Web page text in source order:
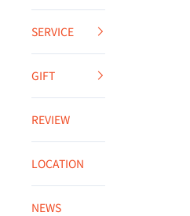
SERVICE
GIFT
REVIEW
LOCATION
NEWS